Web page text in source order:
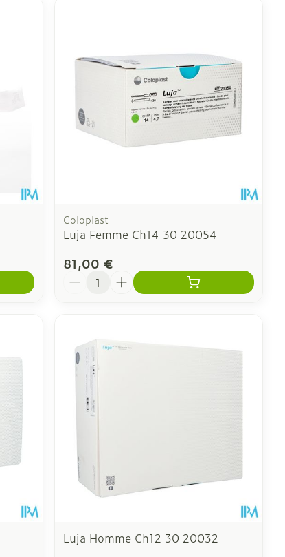
Coloplast
Luja Femme Ch14 30 20054
81,00 €
Quantité
Luja Homme Ch12 30 20032